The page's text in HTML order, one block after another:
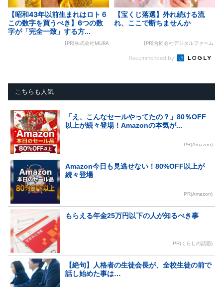
【昭和43年以前生まれはロト６
この数字を買うべき】6つの数
字が「完全一致」する方...
[PR]株式会社MURA
【宝くじ落選】外れ続ける流
れ、ここで断ちませんか
[PR]合同会社デジタルファーム
Recommended by
こちらも人気
「え、こんなセールやってたの？」80％OFF
以上が続々登場！Amazonの本気が...
PR(Amazon)
Amazon今日も見逃せない！80%OFF以上が
続々登場
PR(Amazon)
もらえる年金25万円以下の人が知るべき事
PR(くらしの話題)
【絶句】人格者の生徒会長が、全校生徒の前で
話し始めた事は…